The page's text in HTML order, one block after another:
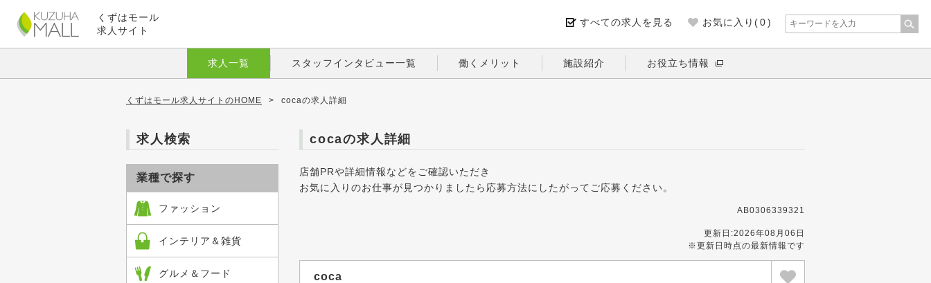
くずはモール
求人サイト
すべての求人を見る お気に入り(0)
求人一覧 スタッフインタビュー一覧 働くメリット 施設紹介 お役立ち情報
くずはモール求人サイトのHOME > cocaの求人詳細
求人検索
業種で探す
ファッション
インテリア＆雑貨
グルメ＆フード
cocaの求人詳細
店舗PRや詳細情報などをご確認いただき
お気に入りのお仕事が見つかりましたら応募方法にしたがってご応募ください。
AB0306339321
更新日:2026年08月06日
※更新日時点の最新情報です
coca